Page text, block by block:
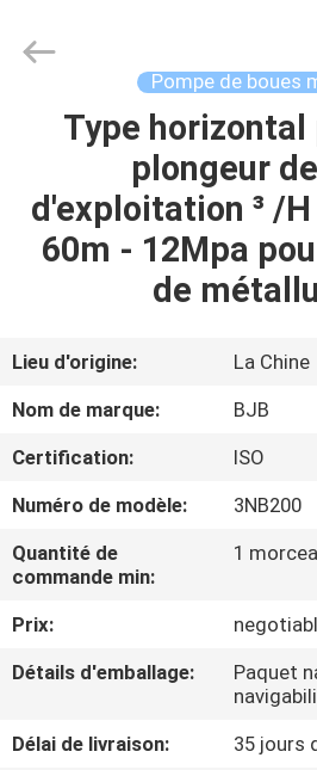
MAISON
DES
PRODUITS
SUJET
DE
NOUS
VISITE
D'USINE
CONTRÔLE
DE
Pump
Pompe de boues
Type horizontal
plongeur
d'exploitation ³ /
60m - 12Mpa
de
Lieu d'origine:
La Chine
Nom de marque:
BJB
Certification:
ISO
Numéro de modèle:
3NB200
Quantité de
commande min:
1
Prix:
Détails d'emballage:
Paquet
Délai de livraison:
35 jours